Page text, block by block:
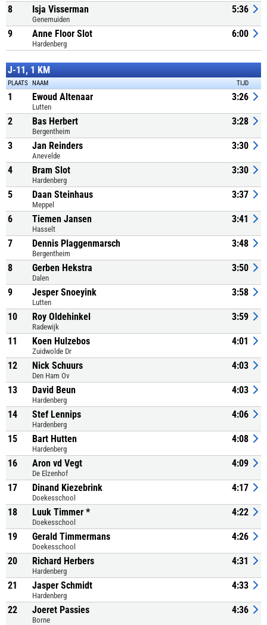
8 Isja Visserman
Genemuiden
5:36
9 Anne Floor Slot
Hardenberg
6:00
J-11, 1 KM
PLAATS NAAM TIJD
1 Ewoud Altenaar
Lutten
3:26
2 Bas Herbert
Bergentheim
3:28
3 Jan Reinders
Anevelde
3:30
4 Bram Slot
Hardenberg
3:30
5 Daan Steinhaus
Meppel
3:37
6 Tiemen Jansen
Hasselt
3:41
7 Dennis Plaggenmarsch
Bergentheim
3:48
8 Gerben Hekstra
Dalen
3:50
9 Jesper Snoeyink
Lutten
3:58
10 Roy Oldehinkel
Radewijk
3:59
11 Koen Hulzebos
Zuidwolde Dr
4:01
12 Nick Schuurs
Den Ham Ov
4:03
13 David Beun
Hardenberg
4:03
14 Stef Lennips
Hardenberg
4:06
15 Bart Hutten
Hardenberg
4:08
16 Aron vd Vegt
De Elzenhof
4:09
17 Dinand Kiezebrink
Doekesschool
4:17
18 Luuk Timmer *
Doekesschool
4:22
19 Gerald Timmermans
Doekesschool
4:26
20 Richard Herbers
Hardenberg
4:31
21 Jasper Schmidt
Hardenberg
4:33
22 Joeret Passies
Borne
4:36